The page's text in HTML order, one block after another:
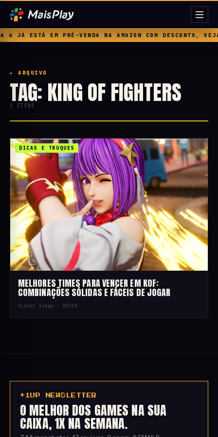
JÁ ESTÁ EM PRÉ-VENDA NA AMAZON COM DESCONTO,
▸ ARQUIVO
TAG: KING OF FIGHTERS
1 ITENS
DICAS E TRUQUES
MELHORES TIMES PARA VENCER EM KOF:
COMBINAÇÕES SÓLIDAS E FÁCEIS DE JOGAR
Victor Tiago · 20/03
+1UP NEWSLETTER
O MELHOR DOS GAMES NA SUA
CAIXA, 1X NA SEMANA.